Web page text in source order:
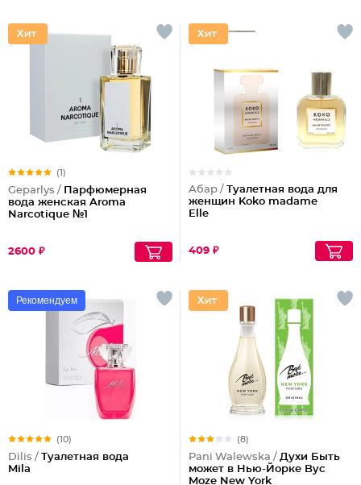
(1)
Geparlys / Парфюмерная
вода женская Aroma
Narcotique №1
2600 ₽
Абар / Туалетная вода для
женщин Koko madame
Elle
409 ₽
Рекомендуем
(10)
Dilis / Туалетная вода
Mila
(8)
Pani Walewska / Духи Быть
может в Нью-Йорке Byc
Moze New York